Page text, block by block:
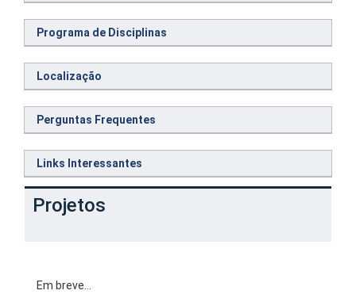
Programa de Disciplinas
Localização
Perguntas Frequentes
Links Interessantes
Projetos
Em breve…